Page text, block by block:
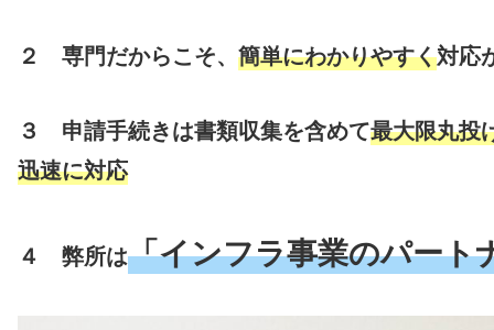
２ 専門だからこそ、 簡単にわかりやすく対応
３ 申請手続きは書類収集を含めて最大限丸投
迅速に対応
４ 弊所は「インフラ事業のパート